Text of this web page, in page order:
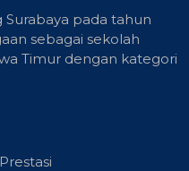
pada tahun
sebagai sekolah
Timur dengan kategori
Prestasi